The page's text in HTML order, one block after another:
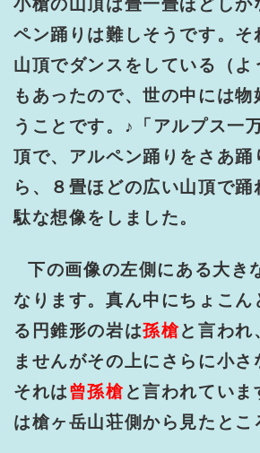
小槍の山頂は畳一畳ほどしか
ペン踊りは難しそうです。そ
山頂でダンスをしている（よ
もあったので、世の中には物
うことです。♪「アルプス一
頂で、アルペン踊りをさあ踊
ら、８畳ほどの広い山頂で踊
駄な想像をしました。
下の画像の左側にある大き
なります。真ん中にちょこん
る円錐形の岩は孫槍と言われ
ませんがその上にさらに小さ
それは曾孫槍と言われてい
は槍ヶ岳山荘側から見たとこ